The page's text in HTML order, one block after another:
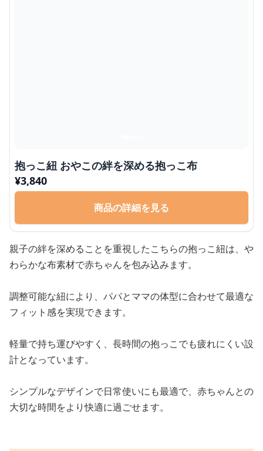
抱っこ紐 おやこの絆を深める抱っこ布
¥3,840
商品の詳細を見る
親子の絆を深めることを重視したこちらの抱っこ紐は、や
わらかな布素材で赤ちゃんを包み込みます。
調整可能な紐により、パパとママの体型に合わせて最適な
フィット感を実現できます。
軽量で持ち運びやすく、長時間の抱っこでも疲れにくい設
計となっています。
シンプルなデザインで日常使いにも最適で、赤ちゃんとの
大切な時間をより快適に過ごせます。